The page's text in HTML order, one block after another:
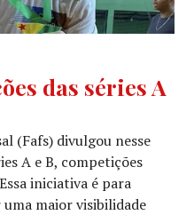
das séries A
(Fafs) divulgou nesse
A e B, competições
iniciativa é para
maior visibilidade